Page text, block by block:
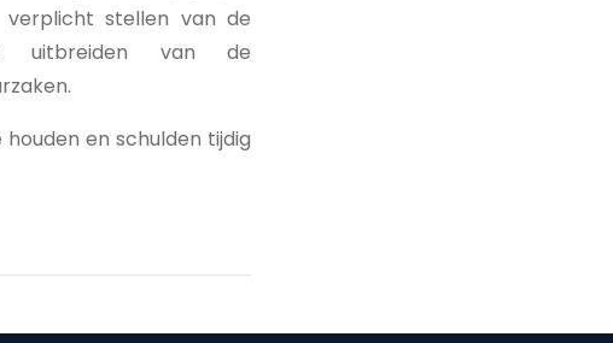
stellen van de
uitbreiden van de
en schulden tijdig